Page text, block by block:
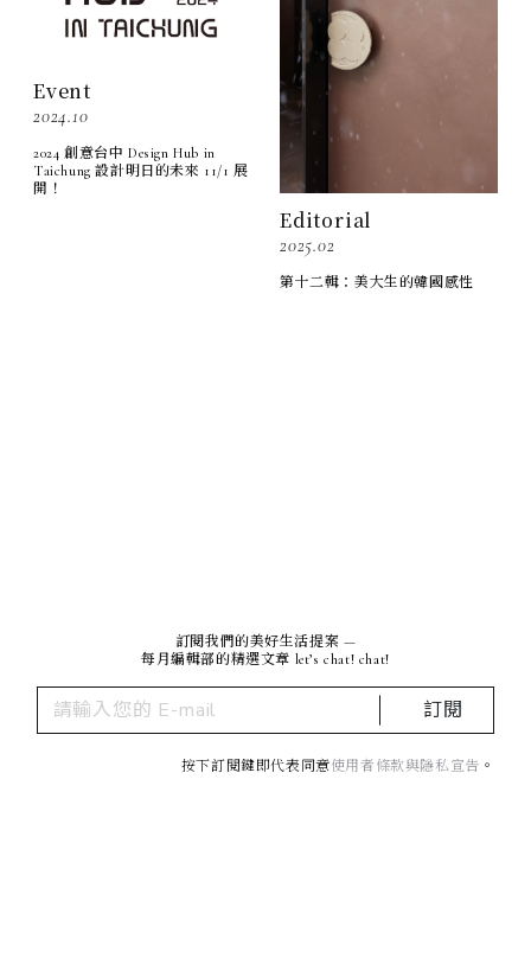
Event
2024.10
2024 創意台中 Design Hub in
Taichung 設計明日的未來 11/1 展
開！
Editorial
2025.02
第十二輯：美大生的韓國感性
訂閱我們的美好生活提案 —
每月編輯部的精選文章 let’s chat! chat!
訂閱
按下訂閱鍵即代表同意使用者條款與隱私宣告 。